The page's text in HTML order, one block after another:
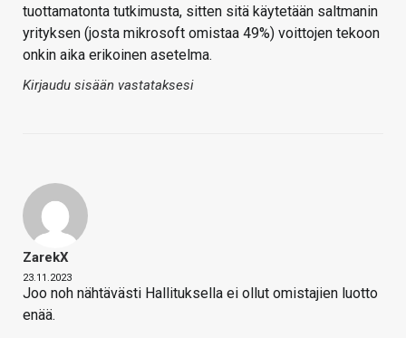
tuottamatonta tutkimusta, sitten sitä käytetään saltmanin
yrityksen (josta mikrosoft omistaa 49%) voittojen tekoon
onkin aika erikoinen asetelma.
Kirjaudu sisään vastataksesi
ZarekX
23.11.2023
Joo noh nähtävästi Hallituksella ei ollut omistajien luotto
enää.